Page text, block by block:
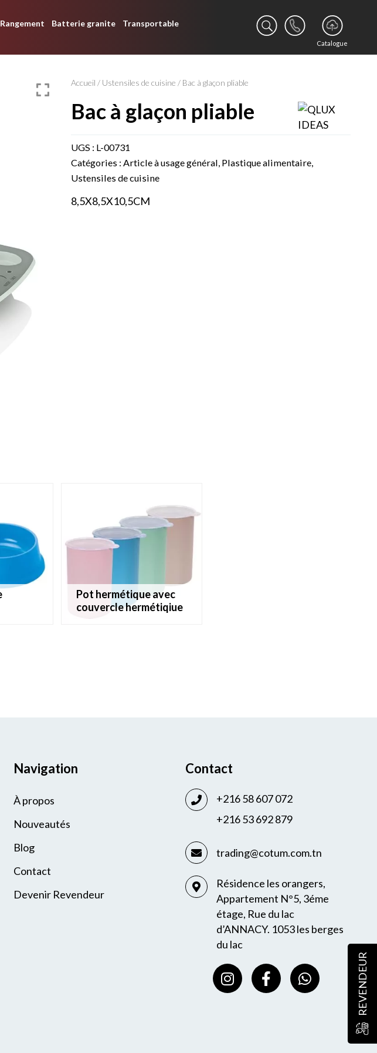
Rangement Batterie granite
Transportable
Catalogue
Accueil / Ustensiles de cuisine / Bac à glaçon pliable
bac à glaçon pliable
UGS : L-00731
Catégories :Article à usage général, Plastique alimentaire,
Ustensiles de cuisine
8,5X8,5X10,5CM
pot hermétique avec
couvercle hermétiqiue
Navigation
À propos
Nouveautés
Blog
Contact
Devenir Revendeur
Contact
+216 58 607 072
+216 53 692 879
trading@cotum.com.tn
Résidence les orangers,
Appartement N°5, 3éme
étage, Rue du lac
d’ANNACY. 1053 les berges
du lac
I
n
F
a
W
h
REVENDEUR